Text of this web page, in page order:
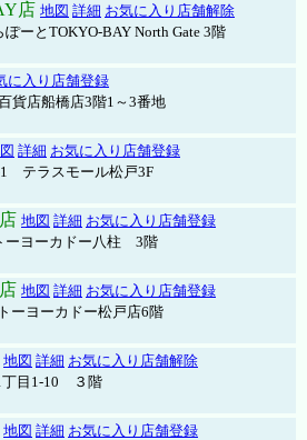
店 地図 詳細 お気に入り店舗解除
ーとTOKYO-BAY North Gate 3階
に入り店舗登録
貨店船橋店3階1～3番地
詳細 お気に入り店舗登録
テラスモール松戸3F
地図 詳細 お気に入り店舗登録
ーヨーカドー八柱 3階
地図 詳細 お気に入り店舗登録
ーヨーカドー松戸店6階
地図 詳細 お気に入り店舗解除
丁目1-10 ３階
地図 詳細 お気に入り店舗登録